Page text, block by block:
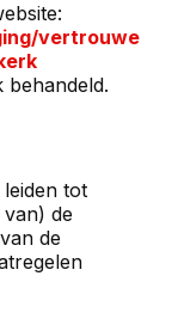
vertrouwe
behandeld.
tot
de
de